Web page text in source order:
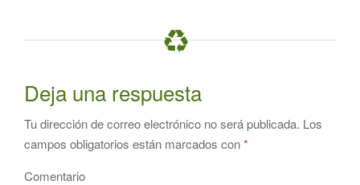
Deja una respuesta
Tu dirección de correo electrónico no será publicada. Los
campos obligatorios están marcados con*
Comentario